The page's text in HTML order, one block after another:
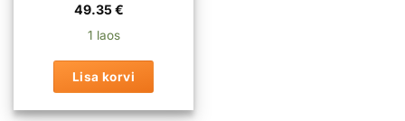
49.35€
1 laos
Lisa korvi